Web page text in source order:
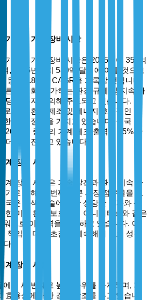
가능한 기계 장비 시장
가능한 기계 장비 시장은 2025년에 350억
며, 2035년까지 580억 달러에 이를 것으로
동안 5.8%의 CAGR을 기록할 것입니다.
른 산업화, 증가하는 환경 규제 및 지속 가
당한 투자에 의해 주도되고 있습니다. 중
로서, 친환경 제조 및 에너지 효율적인 기
한 정부 정책을 가지고 있습니다. 중국 국
, 2024년 중국의 기계 제조 출력은 15% 증
더욱 촉진하고 있습니다.
계 장비 시장
계 장비 시장은 기술 발전과 환경 지속 가
가로 인해 두 번째로 큰 시장 점유율을 보
국은 녹색 기술에 대한 상당한 투자와 산
한 미국 환경 보호청의 이니셔티브와 같은
워크로 이 지역을 선도하고 있습니다. 이
책임에 대한 초점은 계속해서 주요 성장
다.
계 장비 시장
에서 세 번째로 높은 순위를 차지하며, 지
효율성에 대한 강한 강조를 두고 있습니